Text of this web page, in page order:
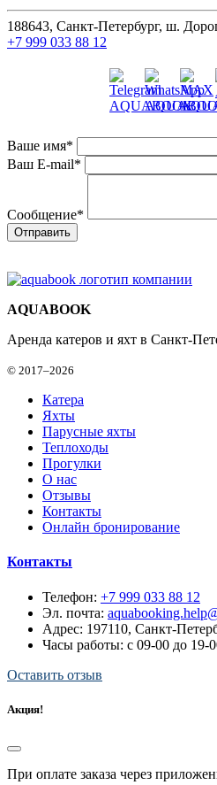
188643, Санкт-Петербург, ш.
+7 999 033 88 12
Ваше имя*
Ваш E-mail*
Сообщение*
AQUABOOK
Аренда катеров и яхт в Санкт-
© 2017–2026
Катера
Яхты
Парусные яхты
Теплоходы
Прогулки
О нас
Отзывы
Контакты
Онлайн бронирование
Контакты
Телефон: +7 999 033 88 12
Эл. почта:
Адрес: 197110, Санкт-
Часы работы: с 09-00 до 19-
Оставить отзыв
Акция!
При оплате заказа через